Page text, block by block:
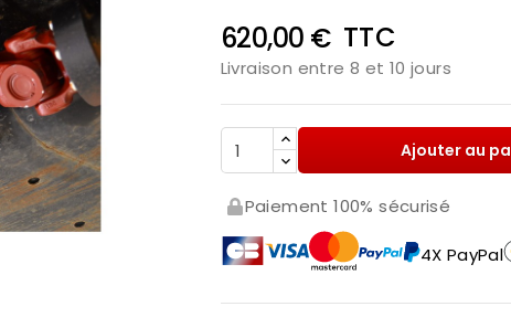
620,00 € TTC
Livraison entre 8 et 10 jours
Ajouter au
Paiement 100% sécurisé
4X PayPal